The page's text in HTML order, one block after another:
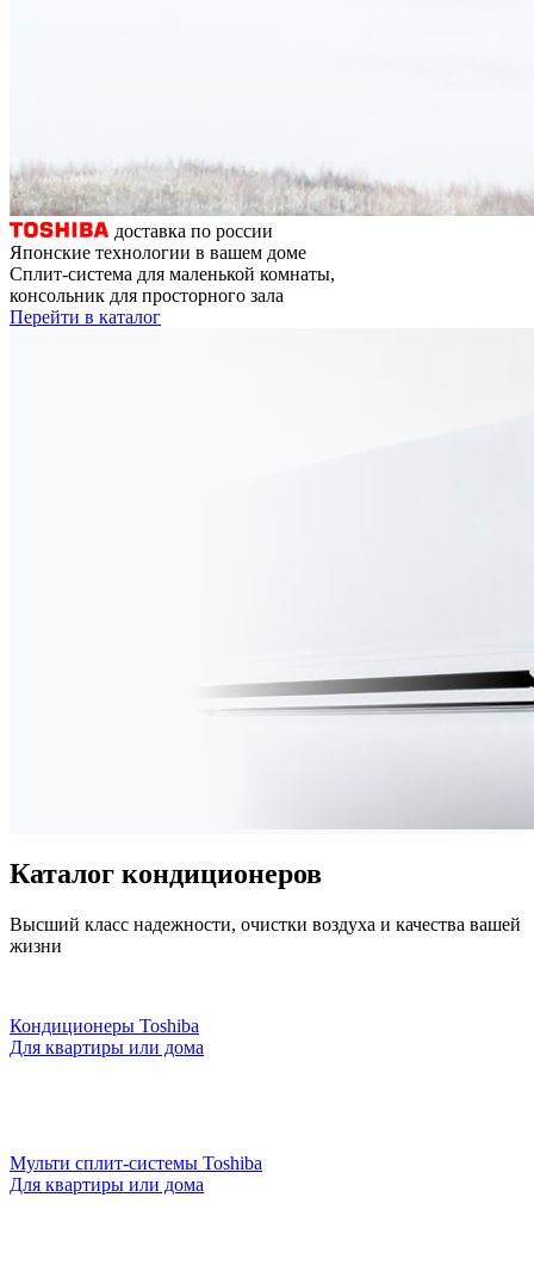
доставка по россии
Японские технологии в вашем доме
Сплит-система для маленькой комнаты,
консольник для просторного зала
Перейти в каталог
Каталог кондиционеров
Высший класс надежности, очистки воздуха и качества вашей
жизни
Кондиционеры Toshiba
Для квартиры или дома
Мульти сплит-системы Toshiba
Для квартиры или дома